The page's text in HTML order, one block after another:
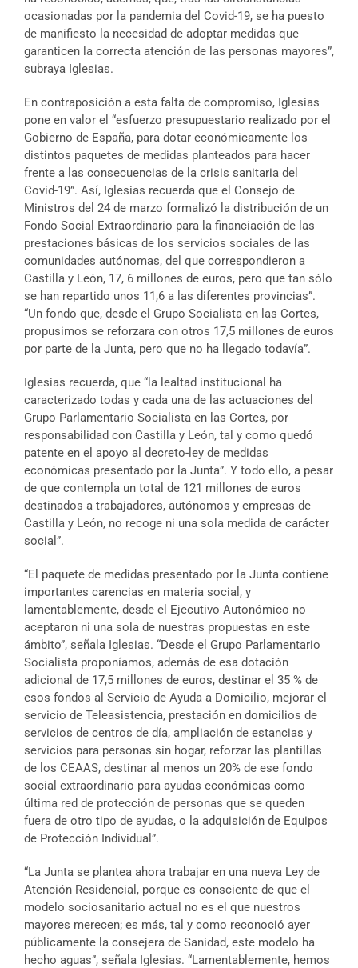
ocasionadas por la pandemia del Covid-19, se ha puesto
de manifiesto la necesidad de adoptar medidas que
garanticen la correcta atención de las personas mayores”,
subraya Iglesias.
En contraposición a esta falta de compromiso, Iglesias
pone en valor el “esfuerzo presupuestario realizado por el
Gobierno de España, para dotar económicamente los
distintos paquetes de medidas planteados para hacer
frente a las consecuencias de la crisis sanitaria del
Covid-19”. Así, Iglesias recuerda que el Consejo de
Ministros del 24 de marzo formalizó la distribución de un
Fondo Social Extraordinario para la financiación de las
prestaciones básicas de los servicios sociales de las
comunidades autónomas, del que correspondieron a
Castilla y León, 17, 6 millones de euros, pero que tan sólo
se han repartido unos 11,6 a las diferentes provincias”.
“Un fondo que, desde el Grupo Socialista en las Cortes,
propusimos se reforzara con otros 17,5 millones de euros
por parte de la Junta, pero que no ha llegado todavía”.
Iglesias recuerda, que “la lealtad institucional ha
caracterizado todas y cada una de las actuaciones del
Grupo Parlamentario Socialista en las Cortes, por
responsabilidad con Castilla y León, tal y como quedó
patente en el apoyo al decreto-ley de medidas
económicas presentado por la Junta”. Y todo ello, a pesar
de que contempla un total de 121 millones de euros
destinados a trabajadores, autónomos y empresas de
Castilla y León, no recoge ni una sola medida de carácter
social”.
“El paquete de medidas presentado por la Junta contiene
importantes carencias en materia social, y
lamentablemente, desde el Ejecutivo Autonómico no
aceptaron ni una sola de nuestras propuestas en este
ámbito”, señala Iglesias. “Desde el Grupo Parlamentario
Socialista proponíamos, además de esa dotación
adicional de 17,5 millones de euros, destinar el 35 % de
esos fondos al Servicio de Ayuda a Domicilio, mejorar el
servicio de Teleasistencia, prestación en domicilios de
servicios de centros de día, ampliación de estancias y
servicios para personas sin hogar, reforzar las plantillas
de los CEAAS, destinar al menos un 20% de ese fondo
social extraordinario para ayudas económicas como
última red de protección de personas que se queden
fuera de otro tipo de ayudas, o la adquisición de Equipos
de Protección Individual”.
“La Junta se plantea ahora trabajar en una nueva Ley de
Atención Residencial, porque es consciente de que el
modelo sociosanitario actual no es el que nuestros
mayores merecen; es más, tal y como reconoció ayer
públicamente la consejera de Sanidad, este modelo ha
hecho aguas”, señala Iglesias. “Lamentablemente, hemos